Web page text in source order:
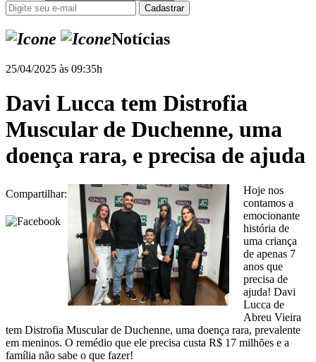
Notícias
25/04/2025 às 09:35h
Davi Lucca tem Distrofia
Muscular de Duchenne, uma
doença rara, e precisa de ajuda
Compartilhar:
Hoje nos
contamos a
emocionante
história de
uma criança
de apenas 7
anos que
precisa de
ajuda! Davi
Lucca de
Abreu Vieira
tem Distrofia Muscular de Duchenne, uma doença rara, prevalente
em meninos. O remédio que ele precisa custa R$ 17 milhões e a
família não sabe o que fazer!